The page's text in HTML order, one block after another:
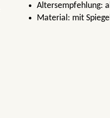
Altersempfehlung:
Material: mit